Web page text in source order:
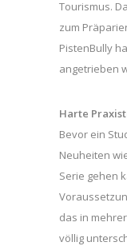
Tourismus.
zum
PistenBully
angetrieben
Harte
Bevor ein
Neuheiten
Serie gehen
das in
völlig